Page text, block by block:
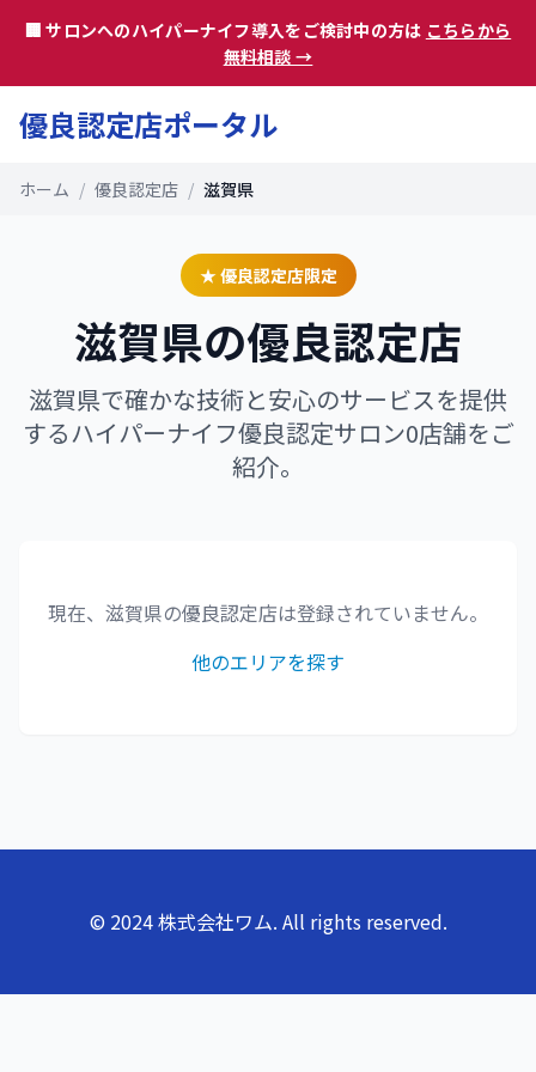
🏢 サロンへのハイパーナイフ導入をご検討中の方は こちらから
無料相談 →
優良認定店ポータル
ホーム / 優良認定店 / 滋賀県
★ 優良認定店限定
滋賀県の優良認定店
滋賀県で確かな技術と安心のサービスを提供
するハイパーナイフ優良認定サロン0店舗をご
紹介。
現在、 滋賀県の優良認定店は登録されていません。
他のエリアを探す
© 2024 株式会社ワム. All rights reserved.